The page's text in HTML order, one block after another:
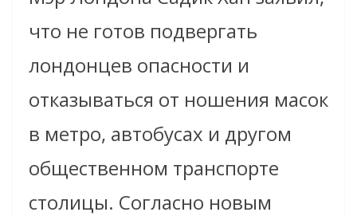
что не готов подвергать
лондонцев опасности и
отказываться от ношения масок
в метро, автобусах и другом
общественном транспорте
столицы. Согласно новым